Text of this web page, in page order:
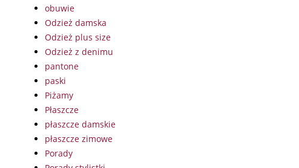
obuwie
Odzież damska
Odzież plus size
Odzież z denimu
pantone
paski
Piżamy
Płaszcze
płaszcze damskie
płaszcze zimowe
Porady